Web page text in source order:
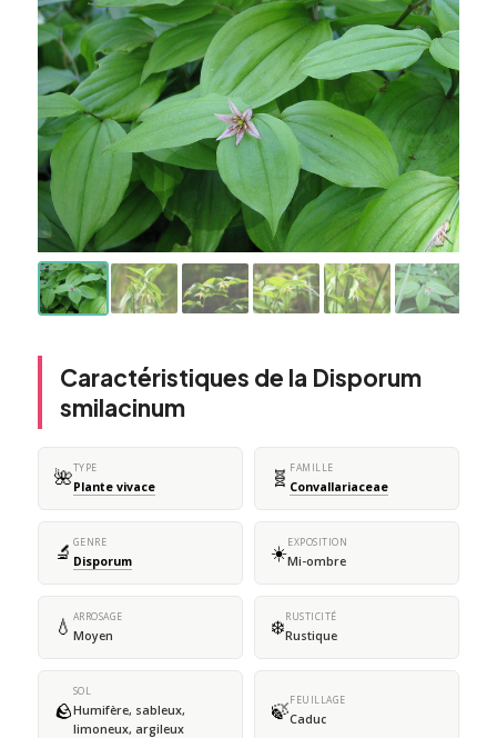
Caractéristiques de la Disporum
smilacinum
🌺TYPE
Plante vivace 🧬 FAMILLE
Convallariaceae
🔬 GENRE
Disporum ☀️EXPOSITION
Mi-ombre
💧 ARROSAGE
Moyen ❄️RUSTICITÉ
Rustique
🪨
SOL
Humifère, sableux,
limoneux, argileux
🍃FEUILLAGE
Caduc